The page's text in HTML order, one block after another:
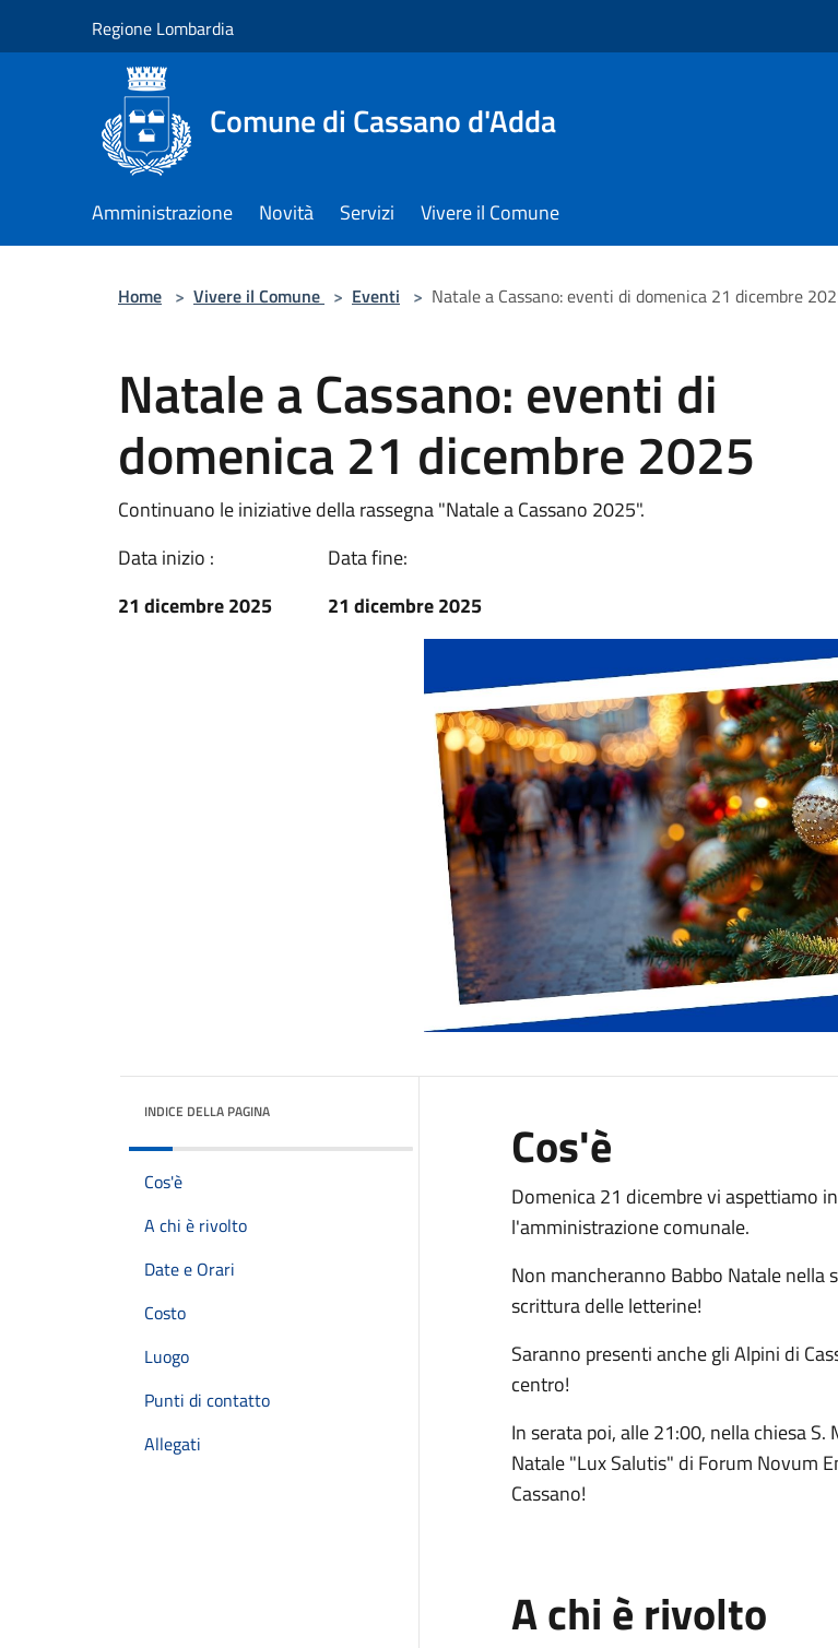
Regione Lombardia
Comune di Cassano d'Adda
Amministrazione Novità Servizi Vivere il Comune
Home > Vivere il Comune > Eventi > Natale a Cassano: eventi di domenica 21 dicembre
Natale a Cassano: eventi di
domenica 21 dicembre 2025
Continuano le iniziative della rassegna "Natale a Cassano 2025".
Data inizio :
21 dicembre 2025
Data fine:
21 dicembre 2025
INDICE DELLA PAGINA
Cos'è
A chi è rivolto
Date e Orari
Costo
Luogo
Punti di contatto
Allegati
Cos'è
Domenica 21 dicembre vi aspettiamo
l'amministrazione comunale.
Non mancheranno Babbo Natale
scrittura delle letterine!
Saranno presenti anche gli Alpini di
centro!
In serata poi, alle 21:00, nella chiesa
Natale "Lux Salutis" di Forum Novum
Cassano!
A chi è rivolto